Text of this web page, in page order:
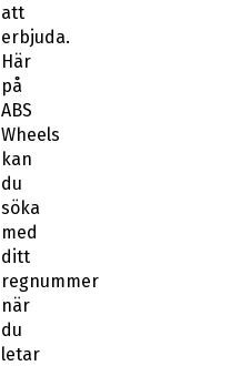
att
erbjuda.
Här
på
ABS
Wheels
kan
du
söka
med
ditt
regnummer
när
du
letar